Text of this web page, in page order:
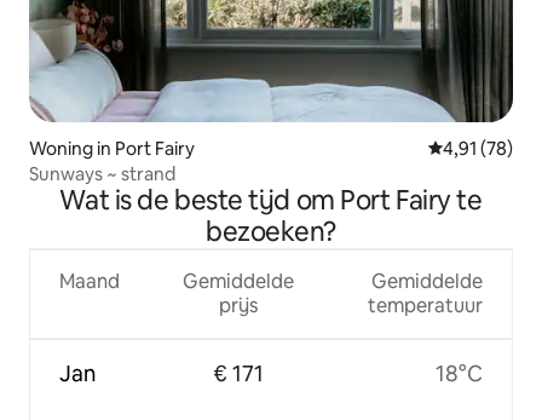
Woning in Port Fairy Gemiddelde
4,91 (78)
Sunways ~ strand
Wat is de beste tijd om Port Fairy te
bezoeken?
Maand
Jan
Gemiddelde
prijs
€ 171
Gemiddelde
temperatuur
18°C